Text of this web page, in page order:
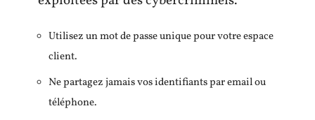
Utilisez un mot de passe unique pour votre espace
client.
Ne partagez jamais vos identifiants par email ou
téléphone.